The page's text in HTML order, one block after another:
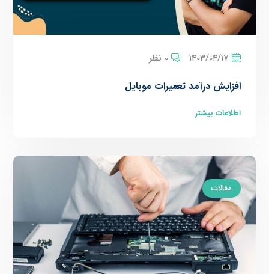
1403/04/17 0 نظر
افزایش درآمد تعمیرات موبایل
اطلاعات بیشتر
مقالات